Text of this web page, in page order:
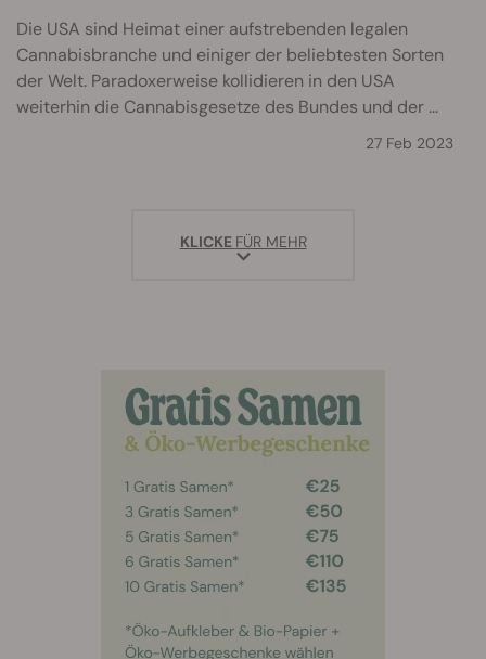
Die USA sind Heimat einer aufstrebenden legalen
Cannabisbranche und einiger der beliebtesten Sorten
der Welt. Paradoxerweise kollidieren in den USA
weiterhin die Cannabisgesetze des Bundes und der ...
27 Feb 2023
KLICKE FÜR MEHR